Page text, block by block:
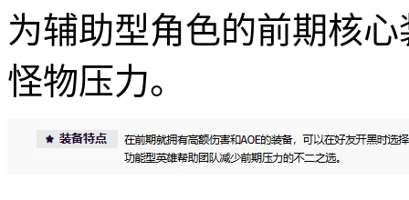
为辅助型角色的前期核
怪物压力。